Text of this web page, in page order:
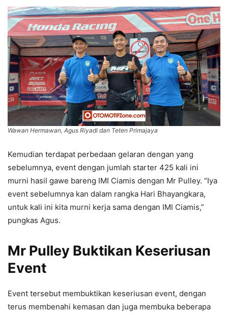
Wawan Hermawan, Agus Riyadi dan Teten Primajaya
Kemudian terdapat perbedaan gelaran dengan yang
sebelumnya, event dengan jumlah starter 425 kali ini
murni hasil gawe bareng IMI Ciamis dengan Mr Pulley. “Iya
event sebelumnya kan dalam rangka Hari Bhayangkara,
untuk kali ini kita murni kerja sama dengan IMI Ciamis,”
pungkas Agus.
Mr Pulley Buktikan Keseriusan
Event
Event tersebut membuktikan keseriusan event, dengan
terus membenahi kemasan dan juga membuka beberapa